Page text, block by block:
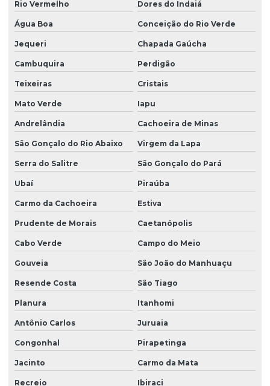
Rio Vermelho Dores do Indaiá
Água Boa Conceição do Rio Verde
Jequeri Chapada Gaúcha
Cambuquira Perdigão
Teixeiras Cristais
Mato Verde Iapu
Andrelândia Cachoeira de Minas
São Gonçalo do Rio Abaixo Virgem da Lapa
Serra do Salitre São Gonçalo do Pará
Ubaí Piraúba
Carmo da Cachoeira Estiva
Prudente de Morais Caetanópolis
Cabo Verde Campo do Meio
Gouveia São João do Manhuaçu
Resende Costa São Tiago
Planura Itanhomi
Antônio Carlos Juruaia
Congonhal Pirapetinga
Jacinto Carmo da Mata
Recreio Ibiraci